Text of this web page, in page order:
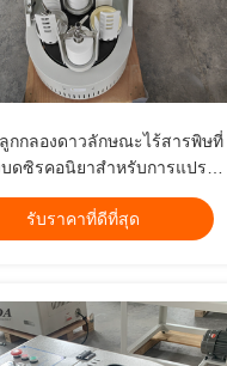
กกลองดาวลักษณะไร้สารพิษที่
ดซิรคอนิยาสําหรับการแปรรูป
ริสุทธิ์สูง
รับราคาที่ดีที่สุด